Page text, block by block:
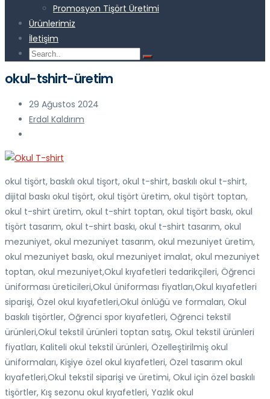
Promosyon Tişört Üretimi
Ürünlerimiz
İletişim
okul-tshirt-üretim
29 Ağustos 2024
Erdal Kaldırım
okul tişört, baskılı okul tişort, okul t-shirt, baskılı okul t-shirt,
dijital baskı okul tişört, okul tişört üretim, okul tişört toptan,
okul t-shirt üretim, okul t-shirt toptan, okul tişört baskı, okul
tişört tasarım, okul t-shirt baskı, okul t-shirt tasarım, okul
mezuniyet, okul mezuniyet tasarım, okul mezuniyet üretim,
okul mezuniyet baskı, okul mezuniyet imalat, okul mezuniyet
toptan, okul mezuniyet,Okul kıyafetleri tedarikçileri, Öğrenci
üniforması üreticileri,Okul üniforması fiyatları,Okul kıyafetleri
siparişi, Özel okul kıyafetleri,Okul önlüğü ve formaları, Okul
baskılı tişörtler, Öğrenci spor kıyafetleri, Öğrenci tekstil
ürünleri,Okul tekstil ürünleri toptan satış, Okul tekstil ürünleri
fiyatları, Kaliteli okul tekstil ürünleri, Özelleştirilmiş okul
üniformaları, Kişiye özel okul kıyafetleri, Özel tasarım okul
kıyafetleri,Okul tekstil siparişi ve üretimi, Okul için özel baskılı
tişörtler, Kış sezonu okul kıyafetleri, Yazlık okul